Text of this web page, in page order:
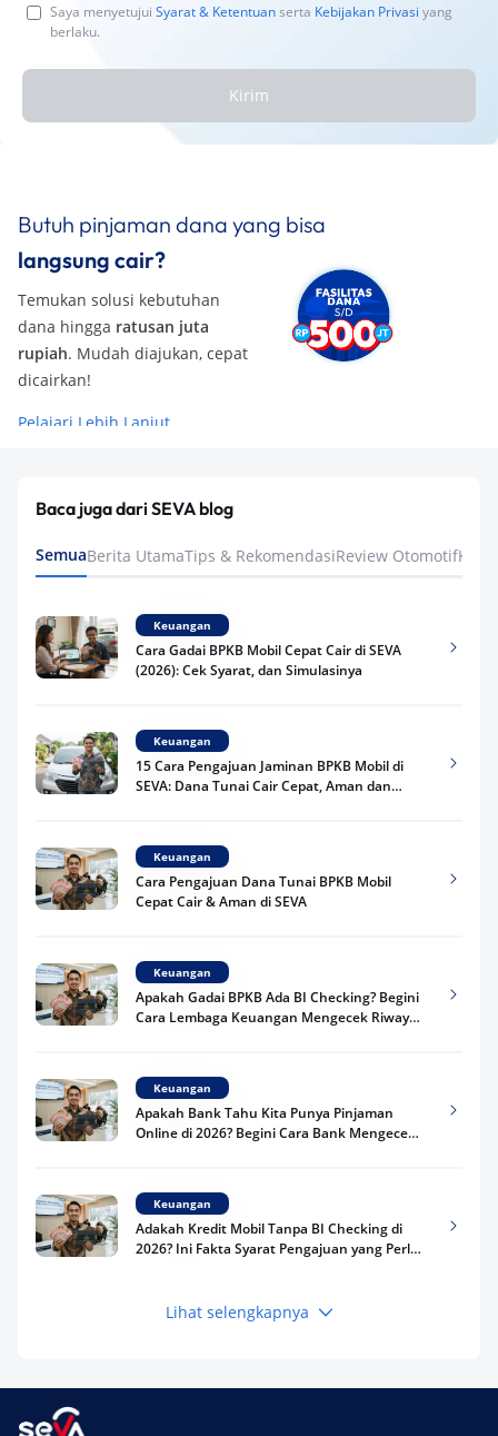
Saya menyetujui Syarat & Ketentuanserta Kebijakan Privasi yang
berlaku.
Kirim
Butuh pinjaman dana yang bisa
langsung cair?
Temukan solusi kebutuhan
dana hingga ratusan juta
rupiah. Mudah diajukan, cepat
dicairkan!
Pelajari Lebih Lanjut
Baca juga dari SEVA blog
SemuaBerita UtamaTips & RekomendasiReview Otomotif
Keuangan
Cara Gadai BPKB Mobil Cepat Cair di SEVA
(2026): Cek Syarat, dan Simulasinya
Keuangan
15 Cara Pengajuan Jaminan BPKB Mobil di
SEVA: Dana Tunai Cair Cepat, Aman dan
Keuangan
Cara Pengajuan Dana Tunai BPKB Mobil
Cepat Cair & Aman di SEVA
Keuangan
Apakah Gadai BPKB Ada BI Checking? Begini
Cara Lembaga Keuangan Mengecek Riwayat
Keuangan
Apakah Bank Tahu Kita Punya Pinjaman
Online di 2026? Begini Cara Bank Mengecek
Keuangan
Adakah Kredit Mobil Tanpa BI Checking di
2026? Ini Fakta Syarat Pengajuan yang Perlu
Keuangan
Terpercaya
Lihat selengkapnya